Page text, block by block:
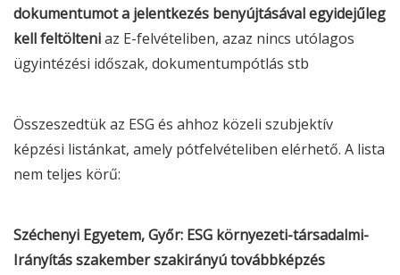
dokumentumot a jelentkezés benyújtásával egyidejűleg
kell feltölteniaz E-felvételiben, azaz nincs utólagos
ügyintézési időszak, dokumentumpótlás stb
Összeszedtük az ESG és ahhoz közeli szubjektív
képzési listánkat, amely pótfelvételiben elérhető. A lista
nem teljes körű:
Széchenyi Egyetem, Győr: ESG környezeti-társadalmi-
Irányítás szakember szakirányú továbbképzés